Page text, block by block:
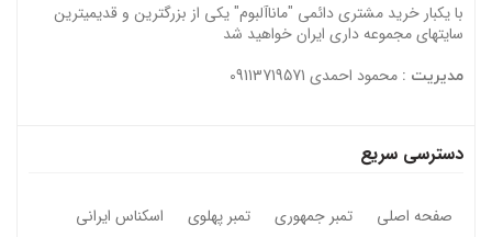
با یکبار خرید مشتری دائمی "ماناآلبوم" یکی از بزرگترین و قدیمیترین
سایتهای مجموعه داری ایران خواهید شد
مدیریت : محمود احمدی 09113719571
دسترسی سریع
صفحه اصلی تمبر جمهوری تمبر پهلوی
اسکناس ایرانی